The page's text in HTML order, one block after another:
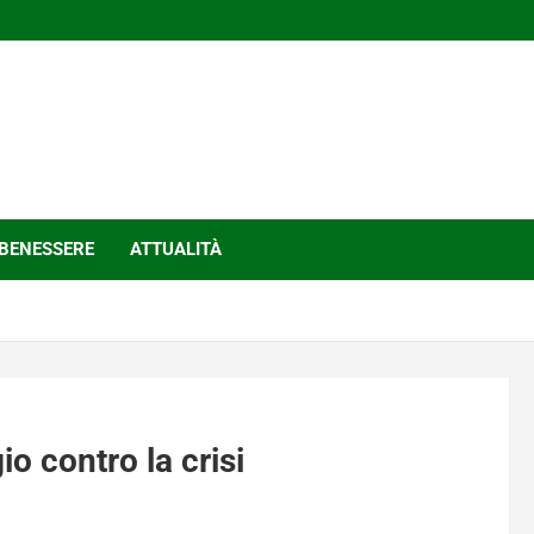
ATTUALITÀ
contro la crisi